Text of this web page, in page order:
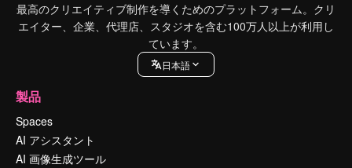
最高のクリエイティブ制作を導くためのプラットフォーム。クリ
エイター、企業、代理店、スタジオを含む100万人以上が利用し
ています。
日本語
製品
Spaces
AI アシスタント
AI 画像生成ツール